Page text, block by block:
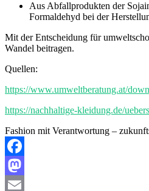
Aus Abfallprodukten der
Formaldehyd bei der
Mit der Entscheidung für
Wandel beitragen.
Quellen:
https://www.umweltberatung.at/
https://nachhaltige-kleidung.de/
Fashion mit Verantwortung –
Facebook
Mastodon